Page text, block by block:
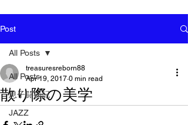
Post
All Posts
息子闘病記
JAZZ
All Posts
散り際の美学
treasuresreborn88
Apr 19, 2017 0 min read